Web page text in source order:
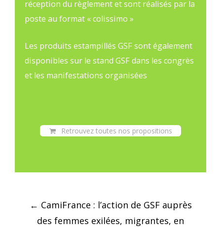
réception du règlement et sont réalisés par la
poste au format « colissimo »
Les produits estampillés GSF sont également
disponibles sur le stand GSF dans les congrès
et les manifestations organisées
Retrouvez toutes nos propositions
Post
navigation
← CamiFrance : l’action de GSF auprès
des femmes exilées, migrantes, en